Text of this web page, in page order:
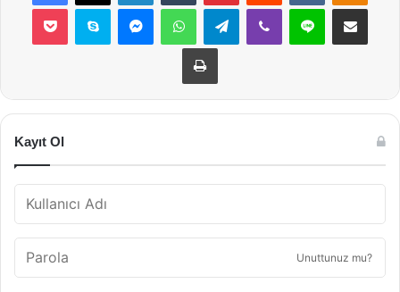
Pocket Skype MessengerWhatsAppTelegramViber Line E-Posta ile
Yazdır
Kayıt Ol
Unuttunuz mu?